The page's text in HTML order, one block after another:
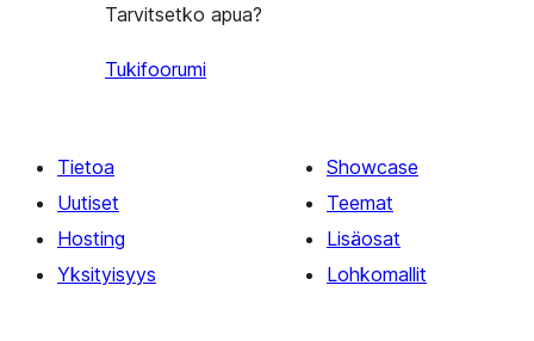
Tarvitsetko apua?
Tukifoorumi
Tietoa
Uutiset
Hosting
Yksityisyys
Showcase
Teemat
Lisäosat
Lohkomallit